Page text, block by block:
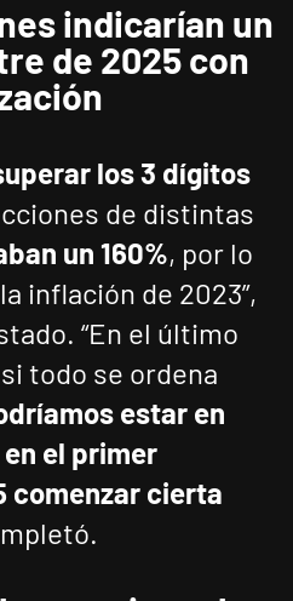
indicarían un
de 2025 con
los 3 dígitos
de distintas
un 160%, por lo
inflación de 2023”,
“En el último
todo se ordena
estar en
el primer
comenzar cierta